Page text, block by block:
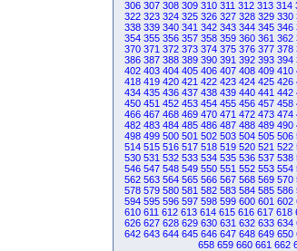
306 307 308 309 310 311 312 313 314
322 323 324 325 326 327 328 329 330
338 339 340 341 342 343 344 345 346
354 355 356 357 358 359 360 361 362
370 371 372 373 374 375 376 377 378
386 387 388 389 390 391 392 393 394
402 403 404 405 406 407 408 409 410
418 419 420 421 422 423 424 425 426
434 435 436 437 438 439 440 441 442
450 451 452 453 454 455 456 457 458
466 467 468 469 470 471 472 473 474
482 483 484 485 486 487 488 489 490
498 499 500 501 502 503 504 505 506
514 515 516 517 518 519 520 521 522
530 531 532 533 534 535 536 537 538
546 547 548 549 550 551 552 553 554
562 563 564 565 566 567 568 569 570
578 579 580 581 582 583 584 585 586
594 595 596 597 598 599 600 601 602
610 611 612 613 614 615 616 617 618
626 627 628 629 630 631 632 633 634
642 643 644 645 646 647 648 649 650
658 659 660 661 662